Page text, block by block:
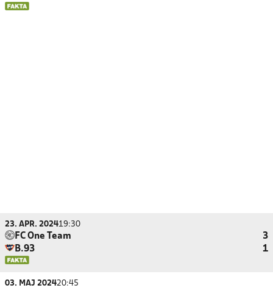
23. APR. 202419:30
FC One Team
3
B.93
1
03. MAJ 202420:45